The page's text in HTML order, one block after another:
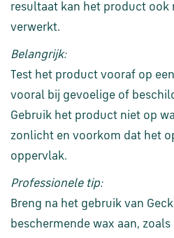
resultaat kan het product ook
verwerkt.
Belangrijk:
Test het product vooraf op
vooral bij gevoelige of
Gebruik het product niet op
zonlicht en voorkom dat het
oppervlak.
Professionele tip:
Breng na het gebruik van
beschermende wax aan, zoals